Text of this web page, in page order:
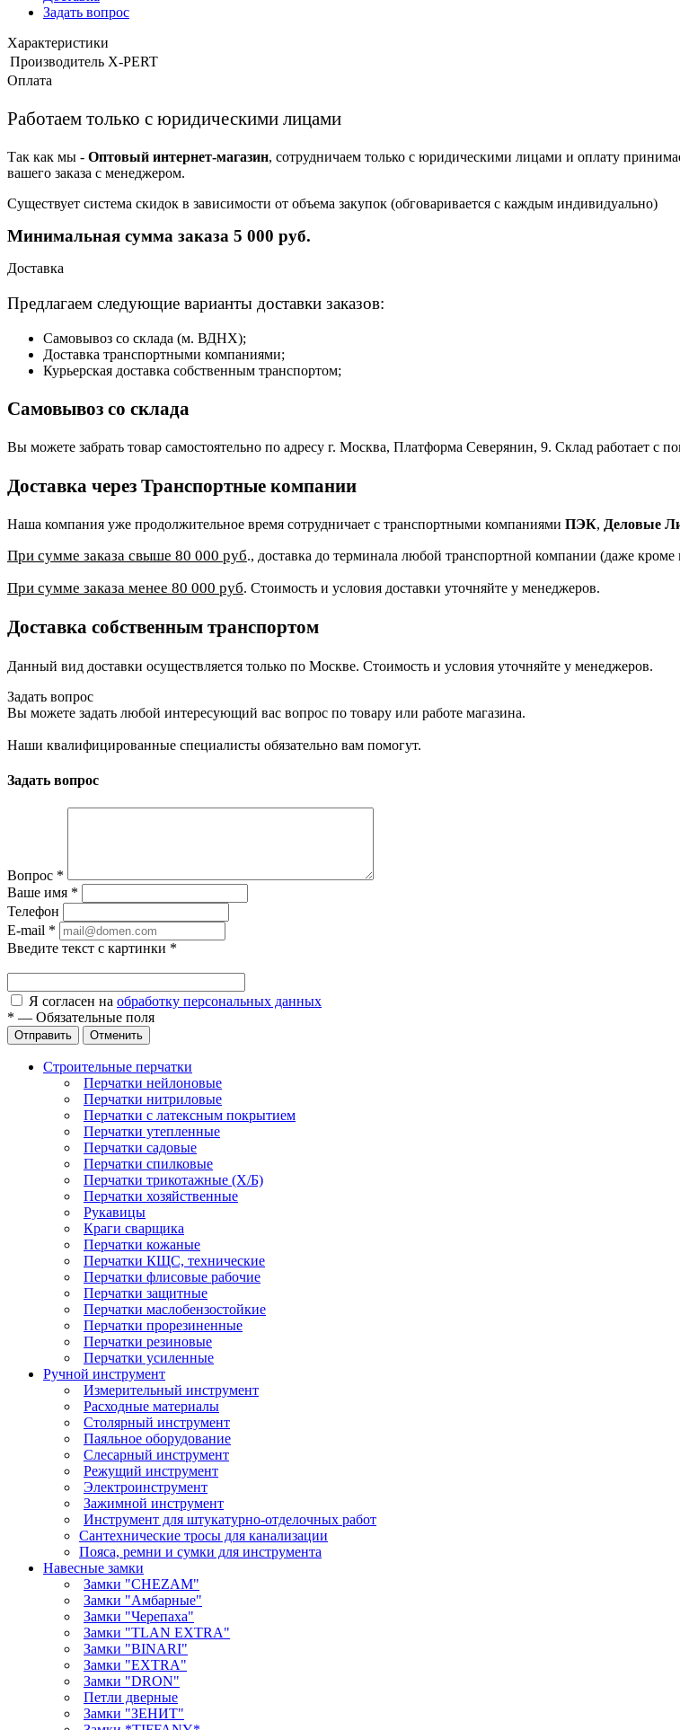
Задать вопрос
Характеристики
Производитель X-PERT
Оплата
Работаем только с юридическими лицами
Так как мы - Оптовый интернет-магазин, сотрудничаем только с юридическими лицами и оплату
вашего заказа с менеджером.
Существует система скидок в зависимости от объема закупок (обговаривается с каждым индивидуально)
Минимальная сумма заказа 5 000 руб.
Доставка
Предлагаем следующие варианты доставки заказов:
Самовывоз со склада (м. ВДНХ);
Доставка транспортными компаниями;
Курьерская доставка собственным транспортом;
Самовывоз со склада
Вы можете забрать товар самостоятельно по адресу г. Москва, Платформа Северянин, 9. Склад работает с
Доставка через Транспортные компании
Наша компания уже продолжительное время сотрудничает с транспортными компаниями ПЭК, Деловые
При сумме заказа свыше 80 000 руб., доставка до терминала любой транспортной компании (даже
При сумме заказа менее 80 000 руб. Стоимость и условия доставки уточняйте у менеджеров.
Доставка собственным транспортом
Данный вид доставки осуществляется только по Москве. Стоимость и условия уточняйте у менеджеров.
Задать вопрос
Вы можете задать любой интересующий вас вопрос по товару или работе магазина.
Наши квалифицированные специалисты обязательно вам помогут.
Задать вопрос
Вопрос *
Ваше имя *
Телефон
E-mail *
Введите текст с картинки *
Я согласен на обработку персональных данных
* — Обязательные поля
Отправить Отменить
Строительные перчатки
Перчатки нейлоновые
Перчатки нитриловые
Перчатки с латексным покрытием
Перчатки утепленные
Перчатки садовые
Перчатки спилковые
Перчатки трикотажные (Х/Б)
Перчатки хозяйственные
Рукавицы
Краги сварщика
Перчатки кожаные
Перчатки КЩС, технические
Перчатки флисовые рабочие
Перчатки защитные
Перчатки маслобензостойкие
Перчатки прорезиненные
Перчатки резиновые
Перчатки усиленные
Ручной инструмент
Измерительный инструмент
Расходные материалы
Столярный инструмент
Паяльное оборудование
Слесарный инструмент
Режущий инструмент
Электроинструмент
Зажимной инструмент
Инструмент для штукатурно-отделочных работ
Сантехнические тросы для канализации
Пояса, ремни и сумки для инструмента
Навесные замки
Замки "CHEZAM"
Замки "Амбарные"
Замки "Черепаха"
Замки "TLAN EXTRA"
Замки "BINARI"
Замки "EXTRA"
Замки "DRON"
Петли дверные
Замки "ЗЕНИТ"